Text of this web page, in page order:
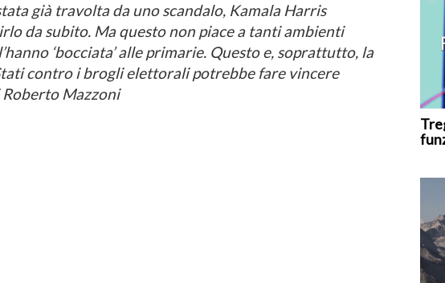
già travolta da uno scandalo, Kamala Harris
da subito. Ma questo non piace a tanti ambienti
‘bocciata’ alle primarie. Questo e, soprattutto, la
contro i brogli elettorali potrebbe fare vincere
Roberto Mazzoni